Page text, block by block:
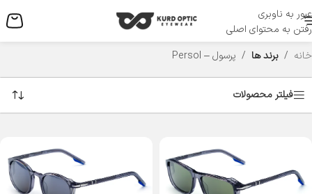
عبور به ناوبری
رفتن به محتوای اصلی
منو
خانه / برند ها / پرسول – Persol
فیلتر محصولات